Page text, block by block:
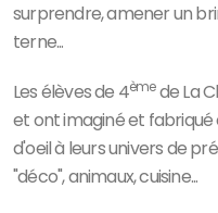
surprendre, amener un
terne...
Les élèves de 4èmede La
et ont imaginé et fabriqué
d'oeil à leurs univers de
"déco", animaux, cuisine...